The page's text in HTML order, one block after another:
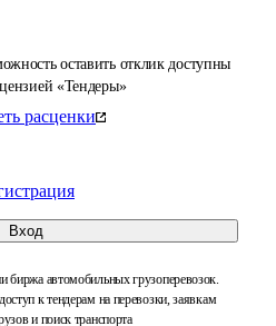
оставить отклик доступны
«Тендеры»
расценки
Вход
автомобильных грузоперевозок.
к тендерам на перевозки, заявкам
и поиск транспорта